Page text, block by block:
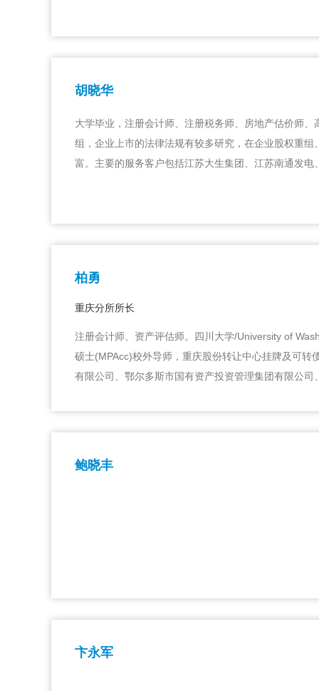
胡晓华
大学毕业，注册会计师、注册税务师、房地产估价师
组，企业上市的法律法规有较多研究，在企业股权重
富。主要的服务客户包括江苏大生集团、江苏南通发
柏勇
重庆分所所长
注册会计师、资产评估师。四川大学/University of
硕士(MPAcc)校外导师，重庆股份转让中心挂牌及可
有限公司、鄂尔多斯市国有资产投资管理集团有限公
鲍晓丰
卞永军